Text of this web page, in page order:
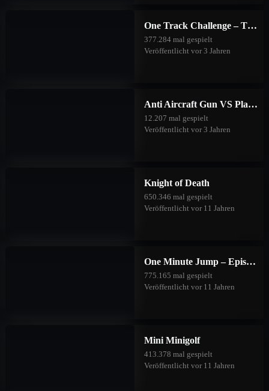
One Track Challenge – The Good Forest
377.284 mal gespielt
Veröffentlicht vor 3 Jahren
Anti Aircraft Gun VS Planes
12.207 mal gespielt
Veröffentlicht vor 3 Jahren
Knight of Death
650.346 mal gespielt
Veröffentlicht vor 11 Jahren
One Minute Jump – Episode One
775.165 mal gespielt
Veröffentlicht vor 11 Jahren
Mini Minigolf
413.378 mal gespielt
Veröffentlicht vor 11 Jahren